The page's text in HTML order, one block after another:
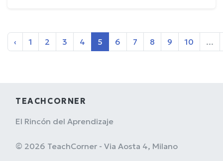
‹ 1 2 3 4 5 6 7 8 9 10 ...
TEACHCORNER
El Rincón del Aprendizaje
© 2026 TeachCorner - Via Aosta 4, Milano